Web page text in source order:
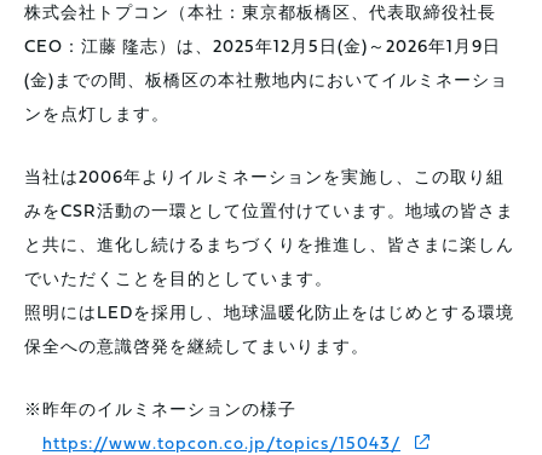
株式会社トプコン（本社：東京都板橋区、代表取締役社長
CEO：江藤 隆志）は、2025年12月5日(金)～2026年1月9日
(金)までの間、板橋区の本社敷地内においてイルミネーショ
ンを点灯します。
当社は2006年よりイルミネーションを実施し、この取り組
みをCSR活動の一環として位置付けています。地域の皆さま
と共に、進化し続けるまちづくりを推進し、皆さまに楽しん
でいただくことを目的としています。
照明にはLEDを採用し、地球温暖化防止をはじめとする環境
保全への意識啓発を継続してまいります。
※昨年のイルミネーションの様子
https://www.topcon.co.jp/topics/15043/